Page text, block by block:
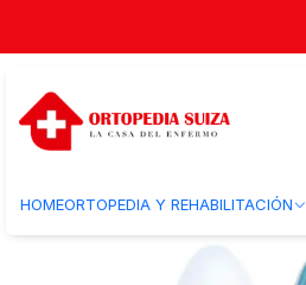
HOMEORTOPEDIA Y REHABILITACIÓN